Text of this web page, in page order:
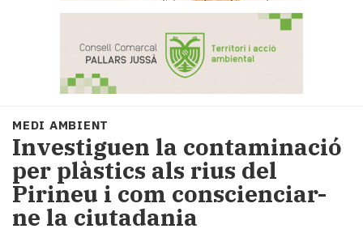
Portada
Societat
Política
i
municipis
Economia
i
MEDI AMBIENT
Investiguen la contaminació
per plàstics als rius del
Pirineu i com conscienciar-
ne la ciutadania